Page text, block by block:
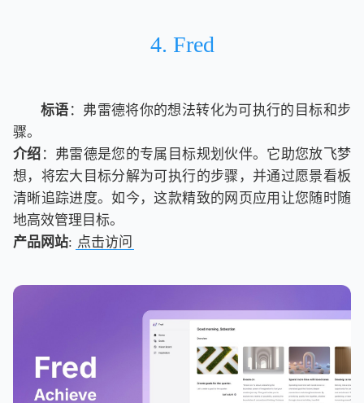
4. Fred
标语 ：弗雷德将你的想法转化为可执行的目标和步
骤。
介绍 ：弗雷德是您的专属目标规划伙伴。它助您放飞梦
想，将宏大目标分解为可执行的步骤，并通过愿景看板
清晰追踪进度。如今，这款精致的网页应用让您随时随
地高效管理目标。
产品网站: 点击访问